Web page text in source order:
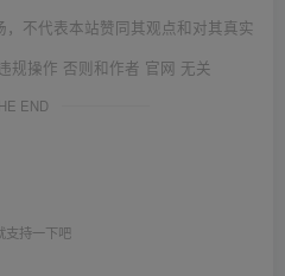
不代表本站赞同其观点和对其真实
规操作 否则和作者 官网 无关
END
支持一下吧